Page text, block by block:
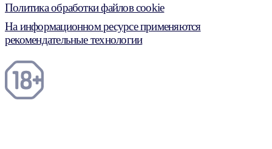
Политика обработки файлов cookie
На информационном ресурсе применяются
рекомендательные технологии